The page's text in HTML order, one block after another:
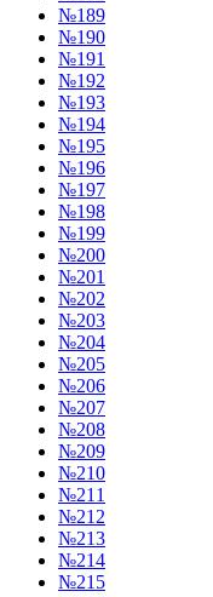
№189
№190
№191
№192
№193
№194
№195
№196
№197
№198
№199
№200
№201
№202
№203
№204
№205
№206
№207
№208
№209
№210
№211
№212
№213
№214
№215